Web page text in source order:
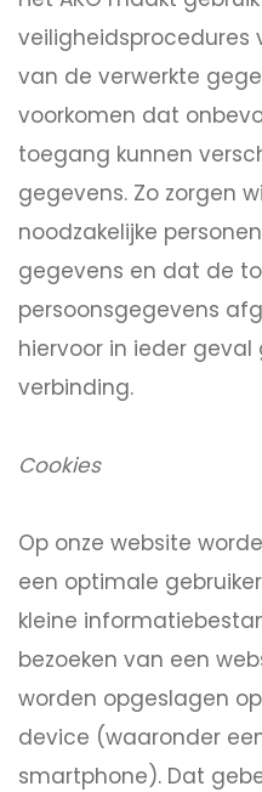
veiligheidsprocedures
van de verwerkte
voorkomen dat
toegang kunnen
gegevens. Zo zorgen
noodzakelijke
gegevens en dat de
persoonsgegevens
hiervoor in ieder geval
verbinding.
Cookies
Op onze website
een optimale
kleine
bezoeken van een
worden opgeslagen
device (waaronder
smartphone). Dat